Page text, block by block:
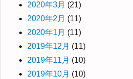
2020年3月 (21)
2020年2月 (11)
2020年1月 (11)
2019年12月 (11)
2019年11月 (10)
2019年10月 (10)